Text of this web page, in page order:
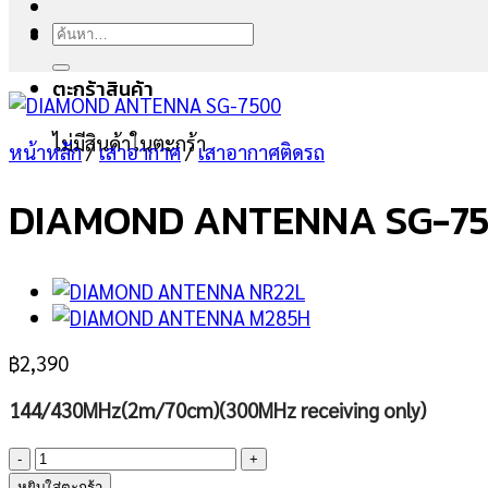
ตะกร้าสินค้า
ไม่มีสินค้าในตะกร้า
ค้นหา:
หน้าหลัก/เสาอากาศ /เสาอากาศติดรถ
DIAMOND ANTENNA SG-
฿2,390
144/430MHz(2m/70cm)(300MHz receiving only)
จำนวน
DIAMOND